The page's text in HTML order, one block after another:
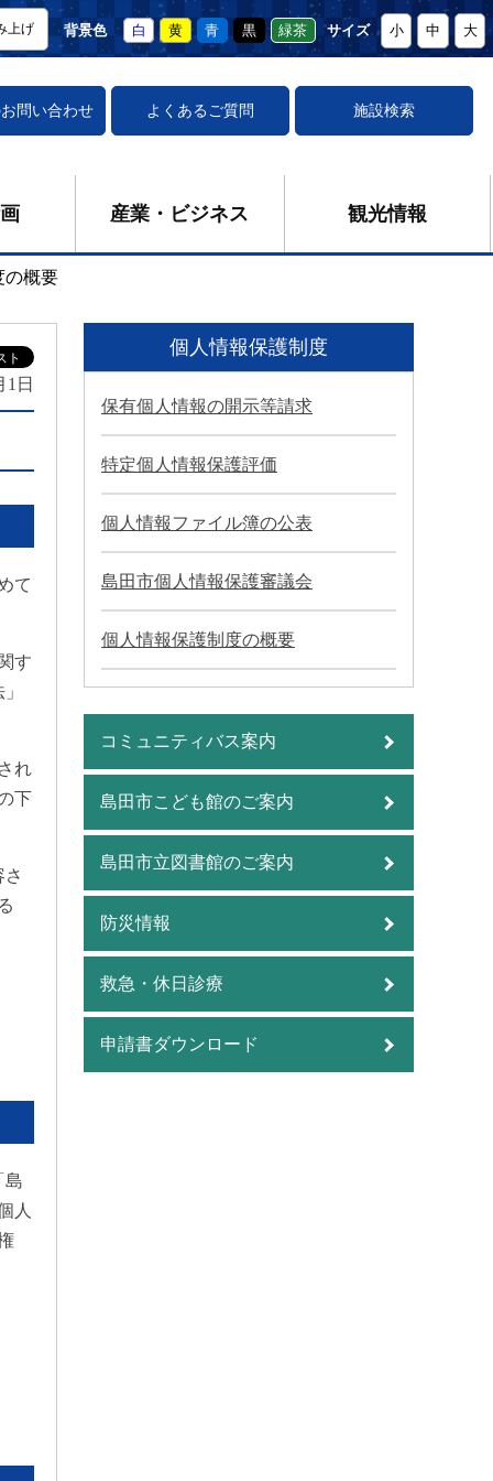
上げ 背景色 白 黄 青 黒 緑茶 サイズ 小 中 大
お問い合わせ よくあるご質問 施設検索
産業・ビジネス 観光情報
の概要
1日
て
す
れ
下
島
人
個人情報保護制度
保有個人情報の開示等請求
特定個人情報保護評価
個人情報ファイル簿の公表
島田市個人情報保護審議会
個人情報保護制度の概要
コミュニティバス案内
島田市こども館のご案内
島田市立図書館のご案内
防災情報
救急・休日診療
申請書ダウンロード